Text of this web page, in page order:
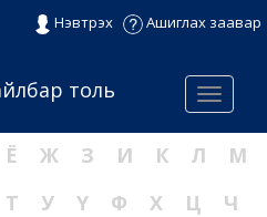
Нэвтрэх Ашиглах заавар
Menu
толь
Ё Ж З И К Л
М
Т У Ү Ф Х Ц
Ч